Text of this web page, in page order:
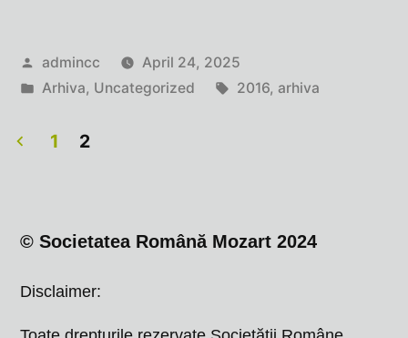
Posted
by
admincc
April 24, 2025
Posted
Arhiva, Uncategorized Tags:
2016, arhiva
1 2
© Societatea Română Mozart 2024
Disclaimer: